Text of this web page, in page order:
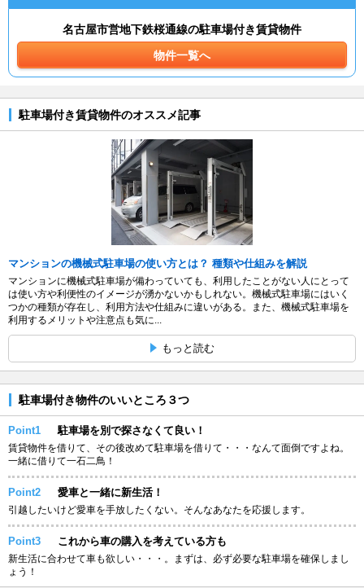
名古屋市営地下鉄桜通線の駐車場付き賃貸物件
物件一覧へ
駐車場付き賃貸物件のオススメ記事
マンションの機械式駐車場の使い方とは？ 種類や仕組みを解説
マンションに機械式駐車場が備わっていても、利用したことがない人にとって
は使い方や利便性のイメージが湧かないかもしれない。機械式駐車場にはいく
つかの種類が存在し、利用方法や仕組みに違いがある。また、機械式駐車場を
利用するメリットや注意点も気に...
もっと読む
駐車場付き物件のいいところ３つ
Point1 駐車場を別で探さなくて良い！
賃貸物件を借りて、その後改めて駐車場を借りて・・・なんて面倒ですよね。
一緒に借りて一石二鳥！
Point2 愛車と一緒に新生活！
引越したいけど愛車を手放したくない。そんなあなたを応援します。
Point3 これから車の購入を考えている方も
新生活に合わせて車も欲しい・・・。まずは、必ず必要な駐車場を確保しまし
ょう！